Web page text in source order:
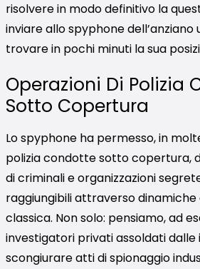
risolvere in modo definitivo la
inviare allo spyphone dell’anziano
trovare in pochi minuti la sua
Operazioni Di Polizia
Sotto Copertura
Lo spyphone ha permesso, in
polizia condotte sotto copertura,
di criminali e organizzazioni
raggiungibili attraverso dinamiche
classica. Non solo: pensiamo, ad
investigatori privati assoldati
scongiurare atti di spionaggio